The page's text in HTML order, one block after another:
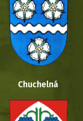
Chuchelná